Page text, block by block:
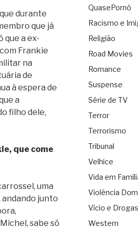
durante
que já
que a ex-
Frankie
na
de
à espera de
a
filho dele,
que come
uma
andando junto
sabe só
QuasePornô
Racismo e
Religião
Road Movies
Romance
Suspense
Série de TV
Terror
Terrorismo
Tribunal
Velhice
Vida em
Violência
Vício e Drogas
Western